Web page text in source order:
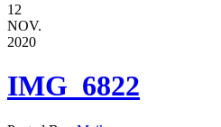
12
NOV.
2020
IMG_6822